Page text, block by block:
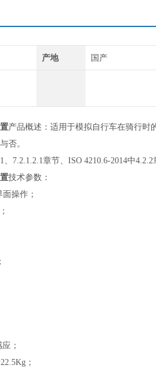
产地 国产
产品概述：适用于模拟自行车在骑行时
否。
7.2.1.2.1章节、 ISO 4210.6-2014中
技术参数：
操作；
；
22.5Kg ；